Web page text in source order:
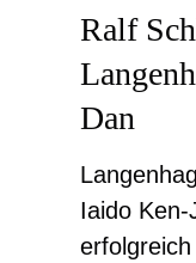
Ralf
Dan
Iaido